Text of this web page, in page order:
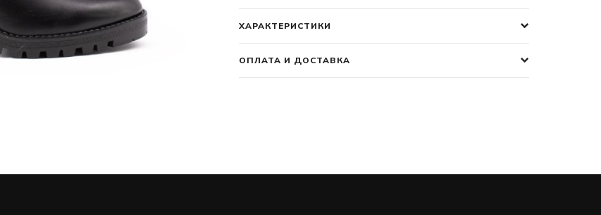
ХАРАКТЕРИСТИКИ
ОПЛАТА И ДОСТАВКА